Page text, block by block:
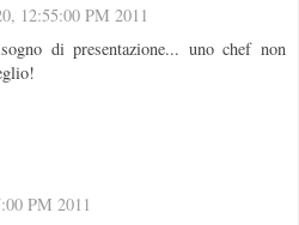
12:55:00 PM 2011
di presentazione... uno chef non
PM 2011